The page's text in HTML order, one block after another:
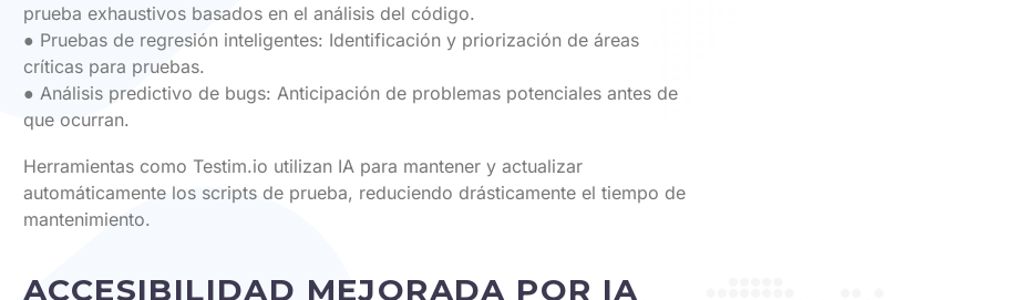
prueba exhaustivos basados en el análisis del código.
● Pruebas de regresión inteligentes: Identificación y priorización de áreas
críticas para pruebas.
● Análisis predictivo de bugs: Anticipación de problemas potenciales antes de
que ocurran.
Herramientas como Testim.io utilizan IA para mantener y actualizar
automáticamente los scripts de prueba, reduciendo drásticamente el tiempo de
mantenimiento.
ACCESIBILIDAD MEJORADA POR IA